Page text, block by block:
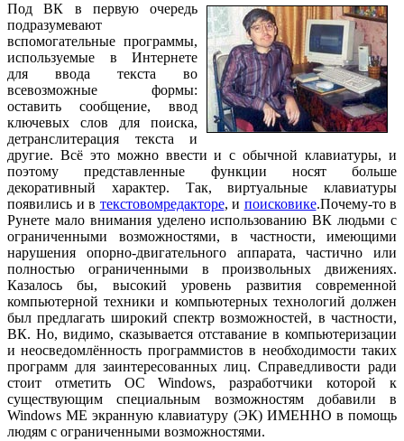
Под ВК в первую очередь
подразумевают
вспомогательные программы,
используемые в Интернете
для ввода текста во
всевозможные формы:
оставить сообщение, ввод
ключевых слов для поиска,
детранслитерация текста и
другие. Всё это можно ввести и с обычной клавиатуры, и
поэтому представленные функции носят больше
декоративный характер. Так, виртуальные клавиатуры
появились и в текстовомредакторе, и поисковике.Почему-то в
Рунете мало внимания уделено использованию ВК людьми с
ограниченными возможностями, в частности, имеющими
нарушения опорно-двигательного аппарата, частично или
полностью ограниченными в произвольных движениях.
Казалось бы, высокий уровень развития современной
компьютерной техники и компьютерных технологий должен
был предлагать широкий спектр возможностей, в частности,
ВК. Но, видимо, сказывается отставание в компьютеризации
и неосведомлённость программистов в необходимости таких
программ для заинтересованных лиц. Справедливости ради
стоит отметить ОС Windows, разработчики которой к
существующим специальным возможностям добавили в
Windows МЕ экранную клавиатуру (ЭК) ИМЕННО в помощь
людям с ограниченными возможностями.